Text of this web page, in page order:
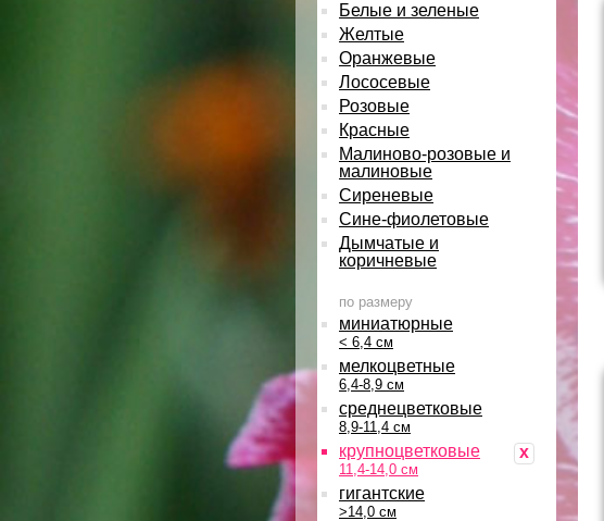
Белые и зеленые
Желтые
Оранжевые
Лососевые
Розовые
Красные
Малиново-розовые и
малиновые
Сиреневые
Сине-фиолетовые
Дымчатые и
коричневые
по размеру
миниатюрные
< 6,4 см
мелкоцветные
6,4-8,9 см
среднецветковые
8,9-11,4 см
x
крупноцветковые
11,4-14,0 см
гигантские
>14,0 см